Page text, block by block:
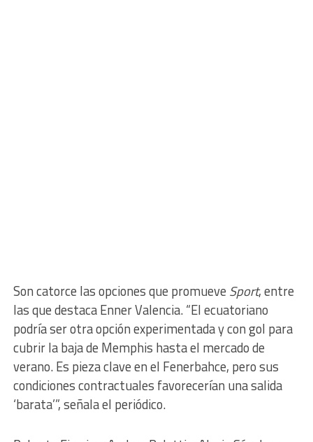
Son catorce las opciones que promueve Sport, entre
las que destaca Enner Valencia. “El ecuatoriano
podría ser otra opción experimentada y con gol para
cubrir la baja de Memphis hasta el mercado de
verano. Es pieza clave en el Fenerbahce, pero sus
condiciones contractuales favorecerían una salida
‘barata’”, señala el periódico.